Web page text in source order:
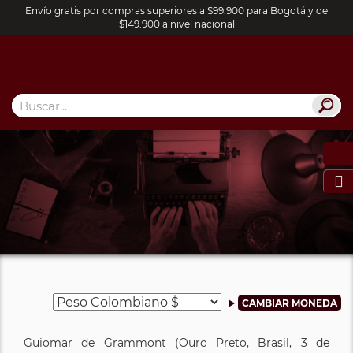
Envío gratis por compras superiores a $99.900 para Bogotá y de
$149.900 a nivel nacional

Guiomar de Grammont (Ouro Preto, Brasil, 3 de